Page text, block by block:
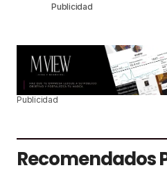
Publicidad
Publicidad
Recomendados